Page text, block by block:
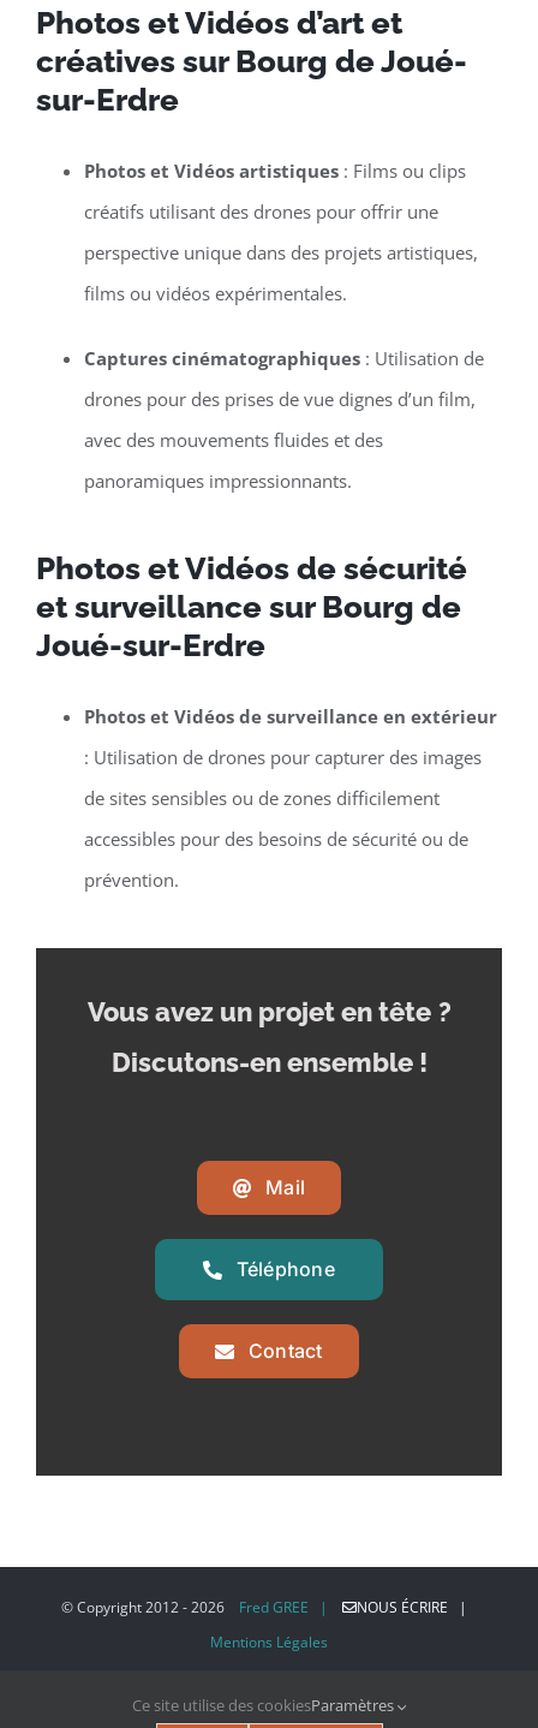
Photos et Vidéos d’art et
créatives sur Bourg de Joué-
sur-Erdre
Photos et Vidéos artistiques: Films ou clips
créatifs utilisant des drones pour offrir une
perspective unique dans des projets artistiques,
films ou vidéos expérimentales.
Captures cinématographiques: Utilisation de
drones pour des prises de vue dignes d’un film,
avec des mouvements fluides et des
panoramiques impressionnants.
Photos et Vidéos de sécurité
et surveillance sur Bourg de
Joué-sur-Erdre
Photos et Vidéos de surveillance en extérieur
: Utilisation de drones pour capturer des images
de sites sensibles ou de zones difficilement
accessibles pour des besoins de sécurité ou de
prévention.
Vous avez un projet en tête ?
Discutons-en ensemble !
Mail
Téléphone
Contact
© Copyright 2012 -2026 Fred GREE |
NOUS ÉCRIRE |
Mentions Légales
Ce site utilise des cookiesParamètres